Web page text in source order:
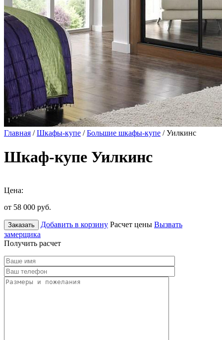
Главная /Шкафы-купе /Большие шкафы-купе / Уилкинс
Шкаф-купе Уилкинс
Цена:
от 58 000 руб.
Заказать Добавить в корзину Расчет цены Вызвать
замерщика
Получить расчет